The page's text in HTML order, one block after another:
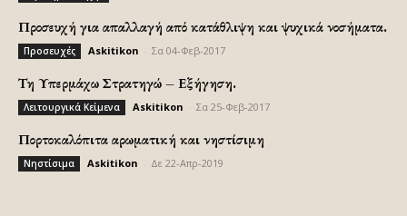
Προσευχή για απαλλαγή από κατάθλιψη και ψυχικά νοσήματα.
Προσευχές Askitikon Σα 04-Φεβ-2017
Τη Υπερμάχω Στρατηγώ – Εξήγηση.
Λειτουργικά Κείμενα Askitikon Σα 25-Φεβ-2017
Πορτοκαλόπιτα αρωματική και νηστίσιμη
Νηστίσιμα Askitikon Δε 22-Απρ-2019